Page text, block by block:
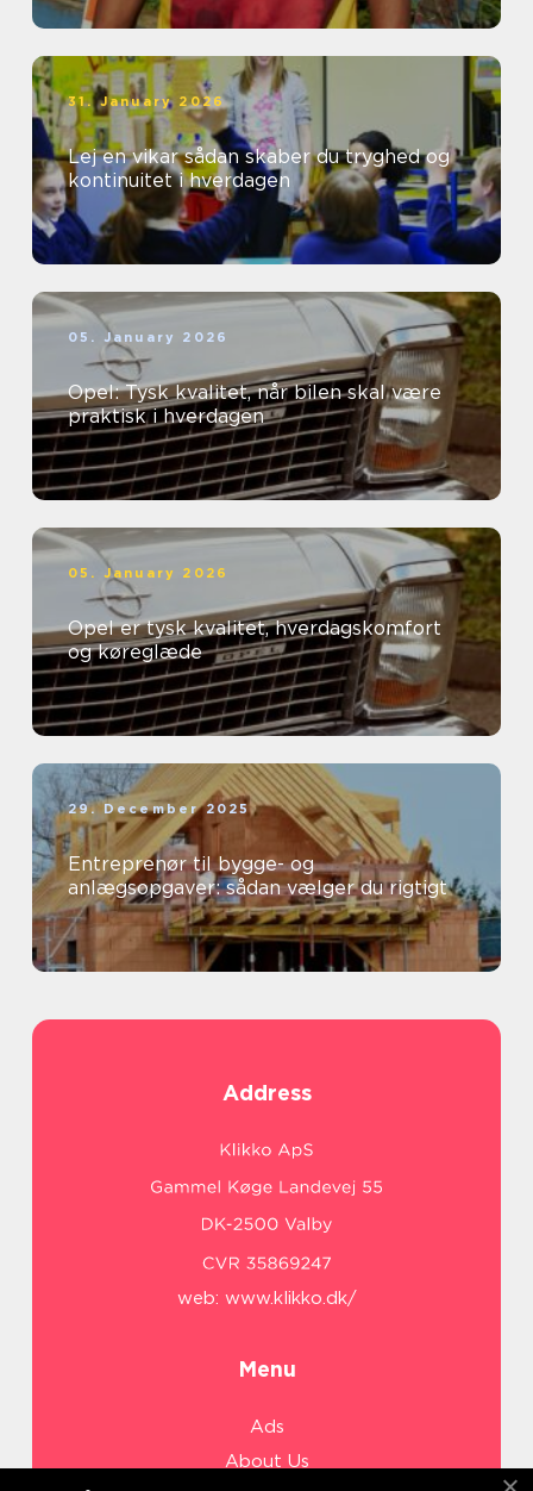
31. January 2026
Lej en vikar sådan skaber du tryghed og
kontinuitet i hverdagen
05. January 2026
Opel: Tysk kvalitet, når bilen skal være
praktisk i hverdagen
05. January 2026
Opel er tysk kvalitet, hverdagskomfort
og køreglæde
29. December 2025
Entreprenør til bygge- og
anlægsopgaver: sådan vælger du rigtigt
Address
web: www.klikko.dk/
Menu
Ads
About Us